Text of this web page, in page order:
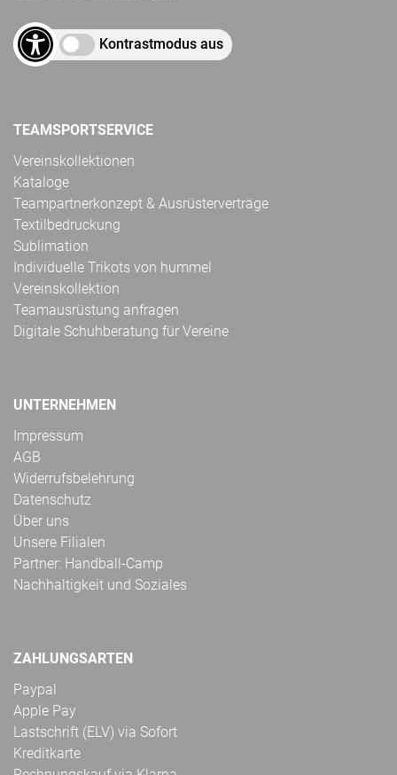
Kontrastmodus aus
TEAMSPORTSERVICE
Vereinskollektionen
Kataloge
Teampartnerkonzept & Ausrüsterverträge
Textilbedruckung
Sublimation
Individuelle Trikots von hummel
Vereinskollektion
Teamausrüstung anfragen
Digitale Schuhberatung für Vereine
UNTERNEHMEN
Impressum
AGB
Widerrufsbelehrung
Datenschutz
Über uns
Unsere Filialen
Partner: Handball-Camp
Nachhaltigkeit und Soziales
ZAHLUNGSARTEN
Paypal
Apple Pay
Lastschrift (ELV) via Sofort
Kreditkarte